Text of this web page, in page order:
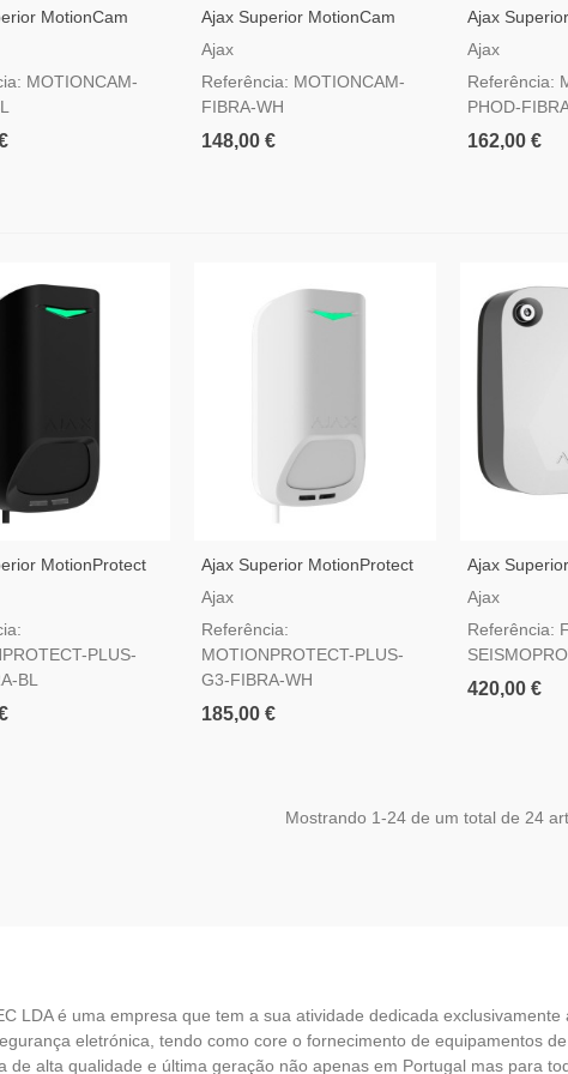
MotionCam
— Detetor De
MOTIONCAM-
Ajax Superior MotionCam
Fibra Branco — Detetor De
Fotoverificação
Ajax
Referência: MOTIONCAM-
FIBRA-WH
148,00 €
Ajax
(PhOD)
Fios Com
Pedido
Ajax
Referência:
PHOD-
162,00 €
MotionProtect
Preto —
PLUS-
BL
Ajax Superior MotionProtect
Plus G3 Fibra Branco —
3
Ajax
Referência:
MOTIONPROTECT-PLUS-
G3-FIBRA-WH
185,00 €
Ajax
G3 Fibra
Ajax
Referência:
420,00 €
Mostrando 1-24 de um total de 24
LDA é uma empresa que tem a sua atividade dedicada exclusivamente
eletrónica, tendo como core o fornecimento de equipamentos de
de alta qualidade e última geração não apenas em Portugal mas para